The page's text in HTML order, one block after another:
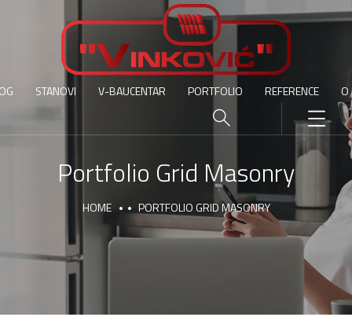
STANOVI V-BAUCENTAR PORTFOLIO REFERENCE O
Portfolio Grid Masonry
HOME PORTFOLIO GRID MASONRY